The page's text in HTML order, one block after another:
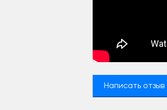
Написать отзыв